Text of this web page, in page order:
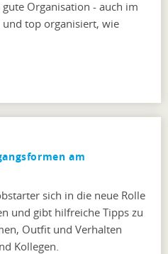
Organisation - auch im
top organisiert, wie
am
sich in die neue Rolle
und gibt hilfreiche Tipps zu
Outfit und Verhalten
Kollegen.